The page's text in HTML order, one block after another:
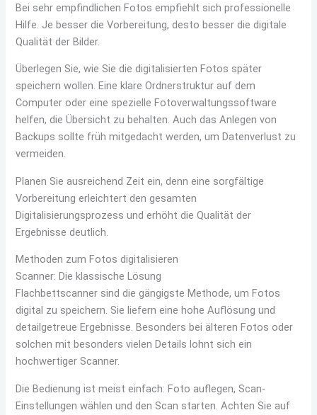
Bei sehr empfindlichen Fotos empfiehlt sich professionelle
Hilfe. Je besser die Vorbereitung, desto besser die digitale
Qualität der Bilder.
Überlegen Sie, wie Sie die digitalisierten Fotos später
speichern wollen. Eine klare Ordnerstruktur auf dem
Computer oder eine spezielle Fotoverwaltungssoftware
helfen, die Übersicht zu behalten. Auch das Anlegen von
Backups sollte früh mitgedacht werden, um Datenverlust zu
vermeiden.
Planen Sie ausreichend Zeit ein, denn eine sorgfältige
Vorbereitung erleichtert den gesamten
Digitalisierungsprozess und erhöht die Qualität der
Ergebnisse deutlich.
Methoden zum Fotos digitalisieren
Scanner: Die klassische Lösung
Flachbettscanner sind die gängigste Methode, um Fotos
digital zu speichern. Sie liefern eine hohe Auflösung und
detailgetreue Ergebnisse. Besonders bei älteren Fotos oder
solchen mit besonders vielen Details lohnt sich ein
hochwertiger Scanner.
Die Bedienung ist meist einfach: Foto auflegen, Scan-
Einstellungen wählen und den Scan starten. Achten Sie auf